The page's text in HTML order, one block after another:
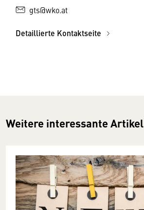
gts@wko.at
Detaillierte Kontaktseite
Weitere interessante Artikel